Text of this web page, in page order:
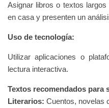
Asignar libros o textos
en casa y presenten un
Uso de tecnología:
Utilizar aplicaciones o
lectura interactiva.
Textos recomendados para
Literarios: Cuentos, novelas